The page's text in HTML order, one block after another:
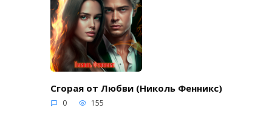
Сгорая от Любви (Николь Фенникс)
0 155